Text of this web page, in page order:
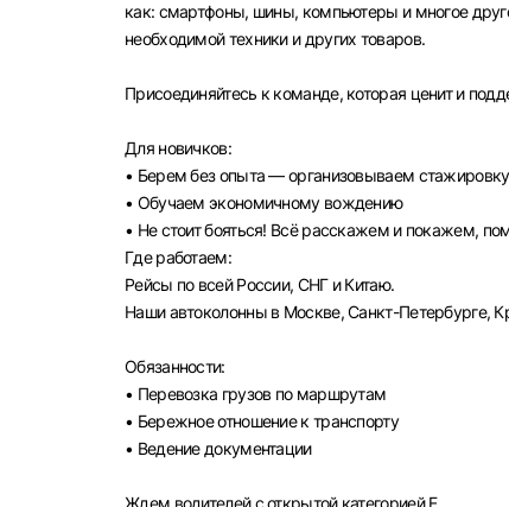
как: смартфоны, шины, компьютеры и многое
необходимой техники и других товаров.
Присоединяйтесь к команде, которая ценит и
Для новичков:
• Берем без опыта — организовываем
• Обучаем экономичному вождению
• Не стоит бояться! Всё расскажем и покажем,
Где работаем:
Рейсы по всей России, СНГ и Китаю.
Наши автоколонны в Москве, Санкт-Петербурге,
Обязанности:
• Перевозка грузов по маршрутам
• Бережное отношение к транспорту
• Ведение документации
Ждем водителей с открытой категорией Е